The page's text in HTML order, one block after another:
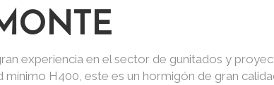
experiencia en el sector de gunitados y
H400, este es un hormigón de gran